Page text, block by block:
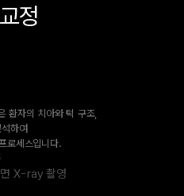
정
환자의 치아와 턱 구조,
하여
로세스입니다.
X-ray 촬영